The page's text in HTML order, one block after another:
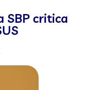
SBP critica